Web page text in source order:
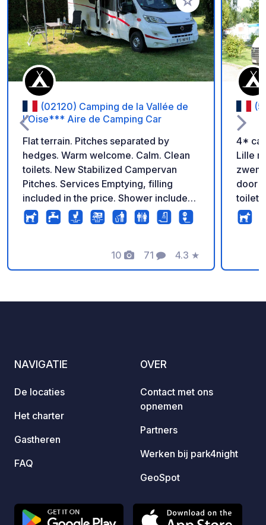
Voeg toe aan je
(02120) Camping de la Vallée de
l'Oise*** Aire de Camping Car
Flat terrain. Pitches separated by
hedges. Warm welcome. Calm. Clean
toilets. New Stabilized Campervan
Pitches. Services Emptying, filling
included in the price. Shower included
in the price...
10
Foto's
71
Commentaren
4.3
Beoordeling
★
4*
Lille
door
NAVIGATIE
De locaties
Het charter
Gastheren
FAQ
OVER
Contact met ons
opnemen
Partners
Werken bij park4night
GeoSpot